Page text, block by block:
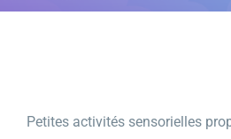
Petites activités sensorielles